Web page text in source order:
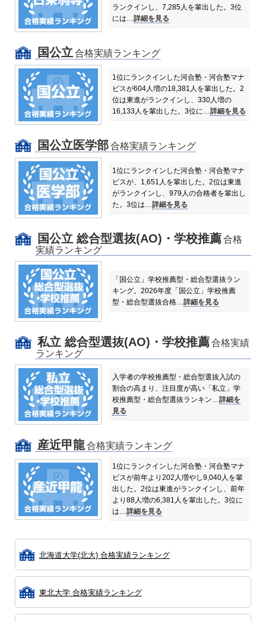
ランクインし、7,285人を輩出した。 3位
には… 詳細を見る
国公立 合格実績ランキング
1位にランクインした河合塾・河合塾マナ
ビスが604人増の18,381人を輩出した。 2
位は東進がランクインし、330人増の
16,133人を輩出した。 3位に…詳細を見る
国公立医学部合格実績ランキング
1位にランクインした河合塾・河合塾マナ
ビスが、1,651人を輩出した。 2位は東進
がランクインし、979人の合格者を輩出し
た。 3位は…詳細を見る
国公立 総合型選抜(AO)・学校推薦合格
実績ランキング
「国公立」学校推薦型・総合型選抜ラン
キング。 2026年度「国公立」学校推薦
型・総合型選抜合格…詳細を見る
私立 総合型選抜(AO)・学校推薦合格実績
ランキング
入学者の学校推薦型・総合型選抜入試の
割合の高まり、注目度が高い「私立」学
校推薦型・総合型選抜ランキン…詳細を
見る
産近甲龍合格実績ランキング
1位にランクインした河合塾・河合塾マナ
ビスが前年より202人増やし9,040人を輩
出した。 2位は東進がランクインし、前年
より88人増の6,381人を輩出した。 3位に
は…詳細を見る
北海道大学(北大) 合格実績ランキング
東北大学 合格実績ランキング